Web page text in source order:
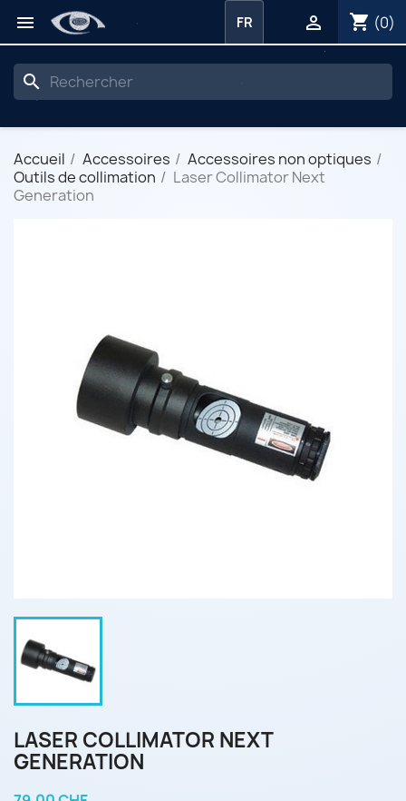
 shopping_cart (0)

FR
search
Accueil Accessoires
Accessoires non optiques
Outils de collimation
Laser Collimator Next
Generation
LASER COLLIMATOR NEXT
GENERATION